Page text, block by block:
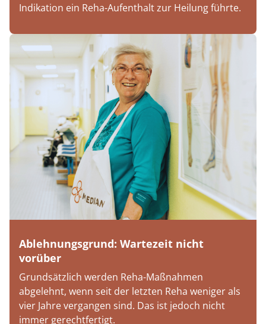
Indikation ein Reha-Aufenthalt zur Heilung führte.
Ablehnungsgrund: Wartezeit nicht
vorüber
Grundsätzlich werden Reha-Maßnahmen
abgelehnt, wenn seit der letzten Reha weniger als
vier Jahre vergangen sind. Das ist jedoch nicht
immer gerechtfertigt.